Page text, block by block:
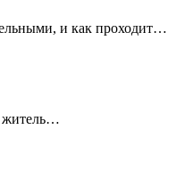
и как проходит…
житель…